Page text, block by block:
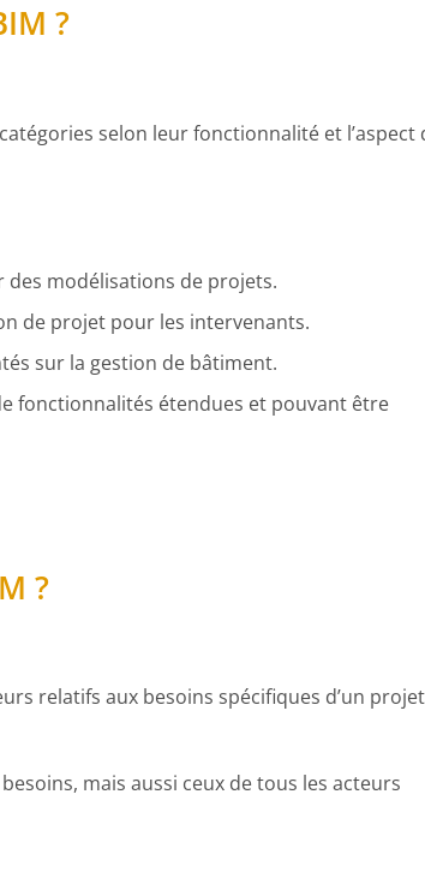
?
selon leur fonctionnalité et l’aspect
modélisations de projets.
de projet pour les intervenants.
sur la gestion de bâtiment.
fonctionnalités étendues et pouvant être
?
relatifs aux besoins spécifiques d’un projet
mais aussi ceux de tous les acteurs